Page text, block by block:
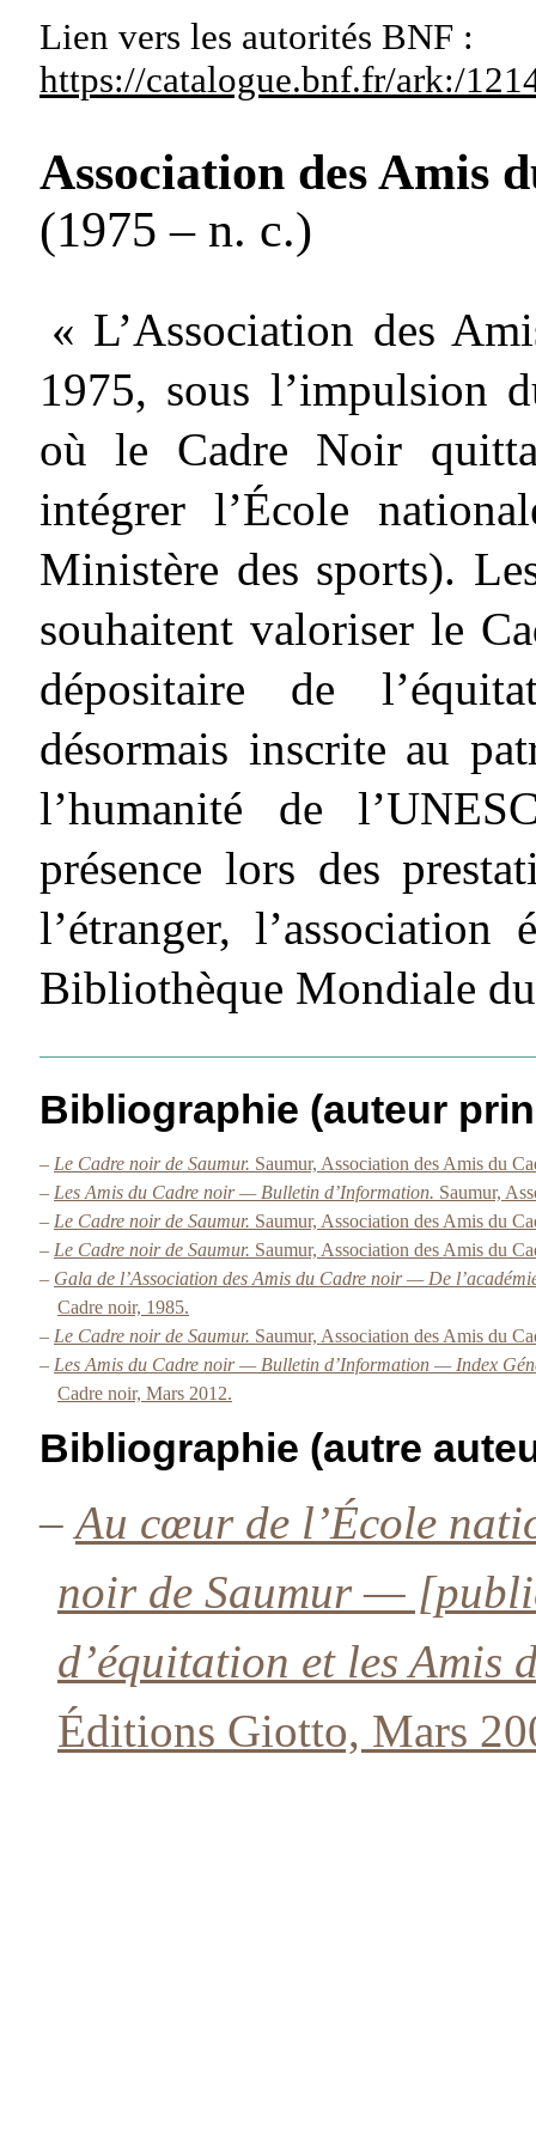
Lien vers les autorités BNF :
https://catalogue.bnf.fr/ark:/
Association des Amis
(1975 – n. c.)
« L’Association des
1975, sous l’impulsion
où le Cadre Noir
intégrer l’École
Ministère des sports).
souhaitent valoriser le
dépositaire de
désormais inscrite au
l’humanité de
présence lors des
l’étranger,
Bibliothèque Mondiale
Bibliographie (auteur
– Le Cadre noir de Saumur. Saumur, Association des Amis du
– Les Amis du Cadre noir — Bulletin d’Information. Saumur,
– Le Cadre noir de Saumur. Saumur, Association des Amis du
– Le Cadre noir de Saumur. Saumur, Association des Amis du
– Gala de l’Association des Amis du Cadre noir — De
Cadre noir, 1985.
– Le Cadre noir de Saumur. Saumur, Association des Amis du
– Les Amis du Cadre noir — Bulletin d’Information — Index
Cadre noir, Mars 2012.
Bibliographie (autre
–Au cœur de l’École
noir de Saumur —
d’équitation et les
Éditions Giotto, Mars